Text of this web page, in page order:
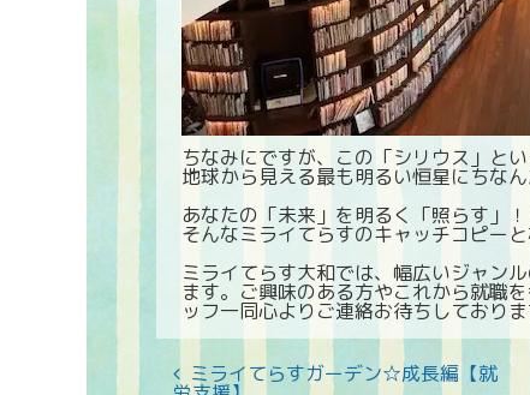
ちなみにですが、この「シリウス」とい
地球から見える最も明るい恒星にちな
あなたの「未来」を明るく「照らす」！
そんなミライてらすのキャッチコピー
ミライてらす大和では、幅広いジャン
ます。ご興味のある方やこれから就職
ッフ一同心よりご連絡お待ちしており
ミライてらすガーデン☆成長編【就